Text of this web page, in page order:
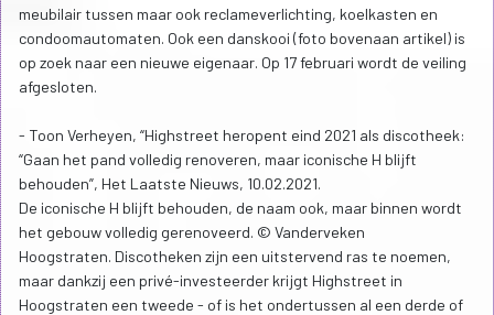
meubilair tussen maar ook reclameverlichting, koelkasten en
condoomautomaten. Ook een danskooi (foto bovenaan artikel) is
op zoek naar een nieuwe eigenaar. Op 17 februari wordt de veiling
afgesloten.
- Toon Verheyen, “Highstreet heropent eind 2021 als discotheek:
“Gaan het pand volledig renoveren, maar iconische H blijft
behouden”, Het Laatste Nieuws, 10.02.2021.
De iconische H blijft behouden, de naam ook, maar binnen wordt
het gebouw volledig gerenoveerd. © Vanderveken
Hoogstraten. Discotheken zijn een uitstervend ras te noemen,
maar dankzij een privé-investeerder krijgt Highstreet in
Hoogstraten een tweede - of is het ondertussen al een derde of